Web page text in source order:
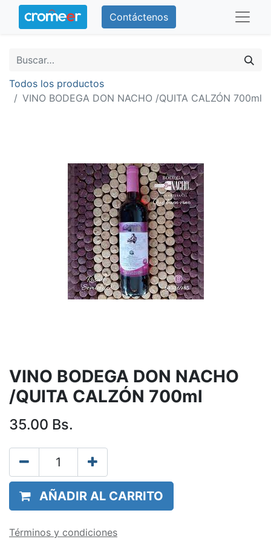
Contáctenos
Todos los productos
VINO BODEGA DON NACHO /QUITA CALZÓN 700ml
VINO BODEGA DON NACHO
/QUITA CALZÓN 700ml
35.00 Bs.
AÑADIR AL CARRITO
Términos y condiciones